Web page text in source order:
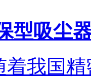
型吸尘
着我国